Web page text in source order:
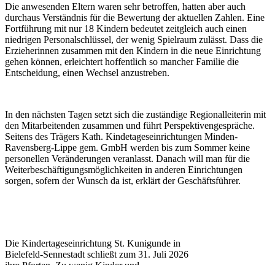
Die anwesenden Eltern waren sehr betroffen, hatten aber auch
durchaus Verständnis für die Bewertung der aktuellen Zahlen. Eine
Fortführung mit nur 18 Kindern bedeutet zeitgleich auch einen
niedrigen Personalschlüssel, der wenig Spielraum zulässt. Dass die
Erzieherinnen zusammen mit den Kindern in die neue Einrichtung
gehen können, erleichtert hoffentlich so mancher Familie die
Entscheidung, einen Wechsel anzustreben.
In den nächsten Tagen setzt sich die zuständige Regionalleiterin mit
den Mitarbeitenden zusammen und führt Perspektivengespräche.
Seitens des Trägers Kath. Kindetageseinrichtungen Minden-
Ravensberg-Lippe gem. GmbH werden bis zum Sommer keine
personellen Veränderungen veranlasst. Danach will man für die
Weiterbeschäftigungsmöglichkeiten in anderen Einrichtungen
sorgen, sofern der Wunsch da ist, erklärt der Geschäftsführer.
Die Kindertageseinrichtung St. Kunigunde in
Bielefeld-Sennestadt schließt zum 31. Juli 2026